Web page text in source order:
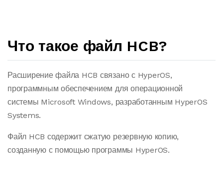
Что такое файл HCB?
Расширение файла HCB связано с HyperOS,
программным обеспечением для операционной
системы Microsoft Windows, разработанным HyperOS
Systems.
Файл HCB содержит сжатую резервную копию,
созданную с помощью программы HyperOS.